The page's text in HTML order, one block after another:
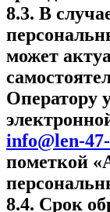
8.3. В
может
Оператору
info@len-
пометкой
8.4. Срок